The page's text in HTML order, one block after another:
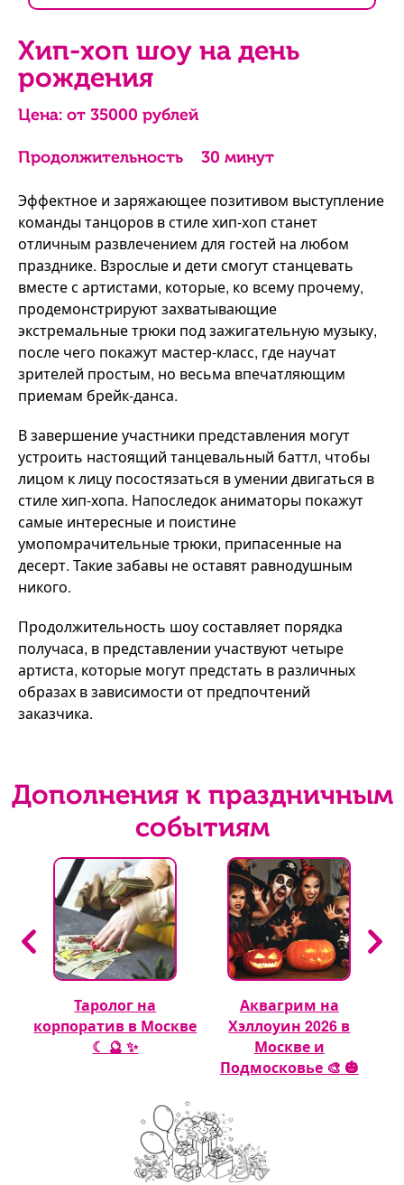
Хип-хоп шоу на день
рождения
Цена: от 35000 рублей
Продолжительность 30 минут
Эффектное и заряжающее позитивом выступление
команды танцоров в стиле хип-хоп станет
отличным развлечением для гостей на любом
празднике. Взрослые и дети смогут станцевать
вместе с артистами, которые, ко всему прочему,
продемонстрируют захватывающие
экстремальные трюки под зажигательную музыку,
после чего покажут мастер-класс, где научат
зрителей простым, но весьма впечатляющим
приемам брейк-данса.
В завершение участники представления могут
устроить настоящий танцевальный баттл, чтобы
лицом к лицу посостязаться в умении двигаться в
стиле хип-хопа. Напоследок аниматоры покажут
самые интересные и поистине
умопомрачительные трюки, припасенные на
десерт. Такие забавы не оставят равнодушным
никого.
Продолжительность шоу составляет порядка
получаса, в представлении участвуют четыре
артиста, которые могут предстать в различных
образах в зависимости от предпочтений
заказчика.
Дополнения к праздничным
событиям
Таролог на
корпоратив в Москве
☾ 🔮 ✨
Аквагрим на
Хэллоуин 2026 в
Москве и
Подмосковье 🎨 🎃